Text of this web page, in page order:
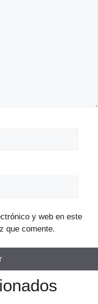
y web en este
que comente.